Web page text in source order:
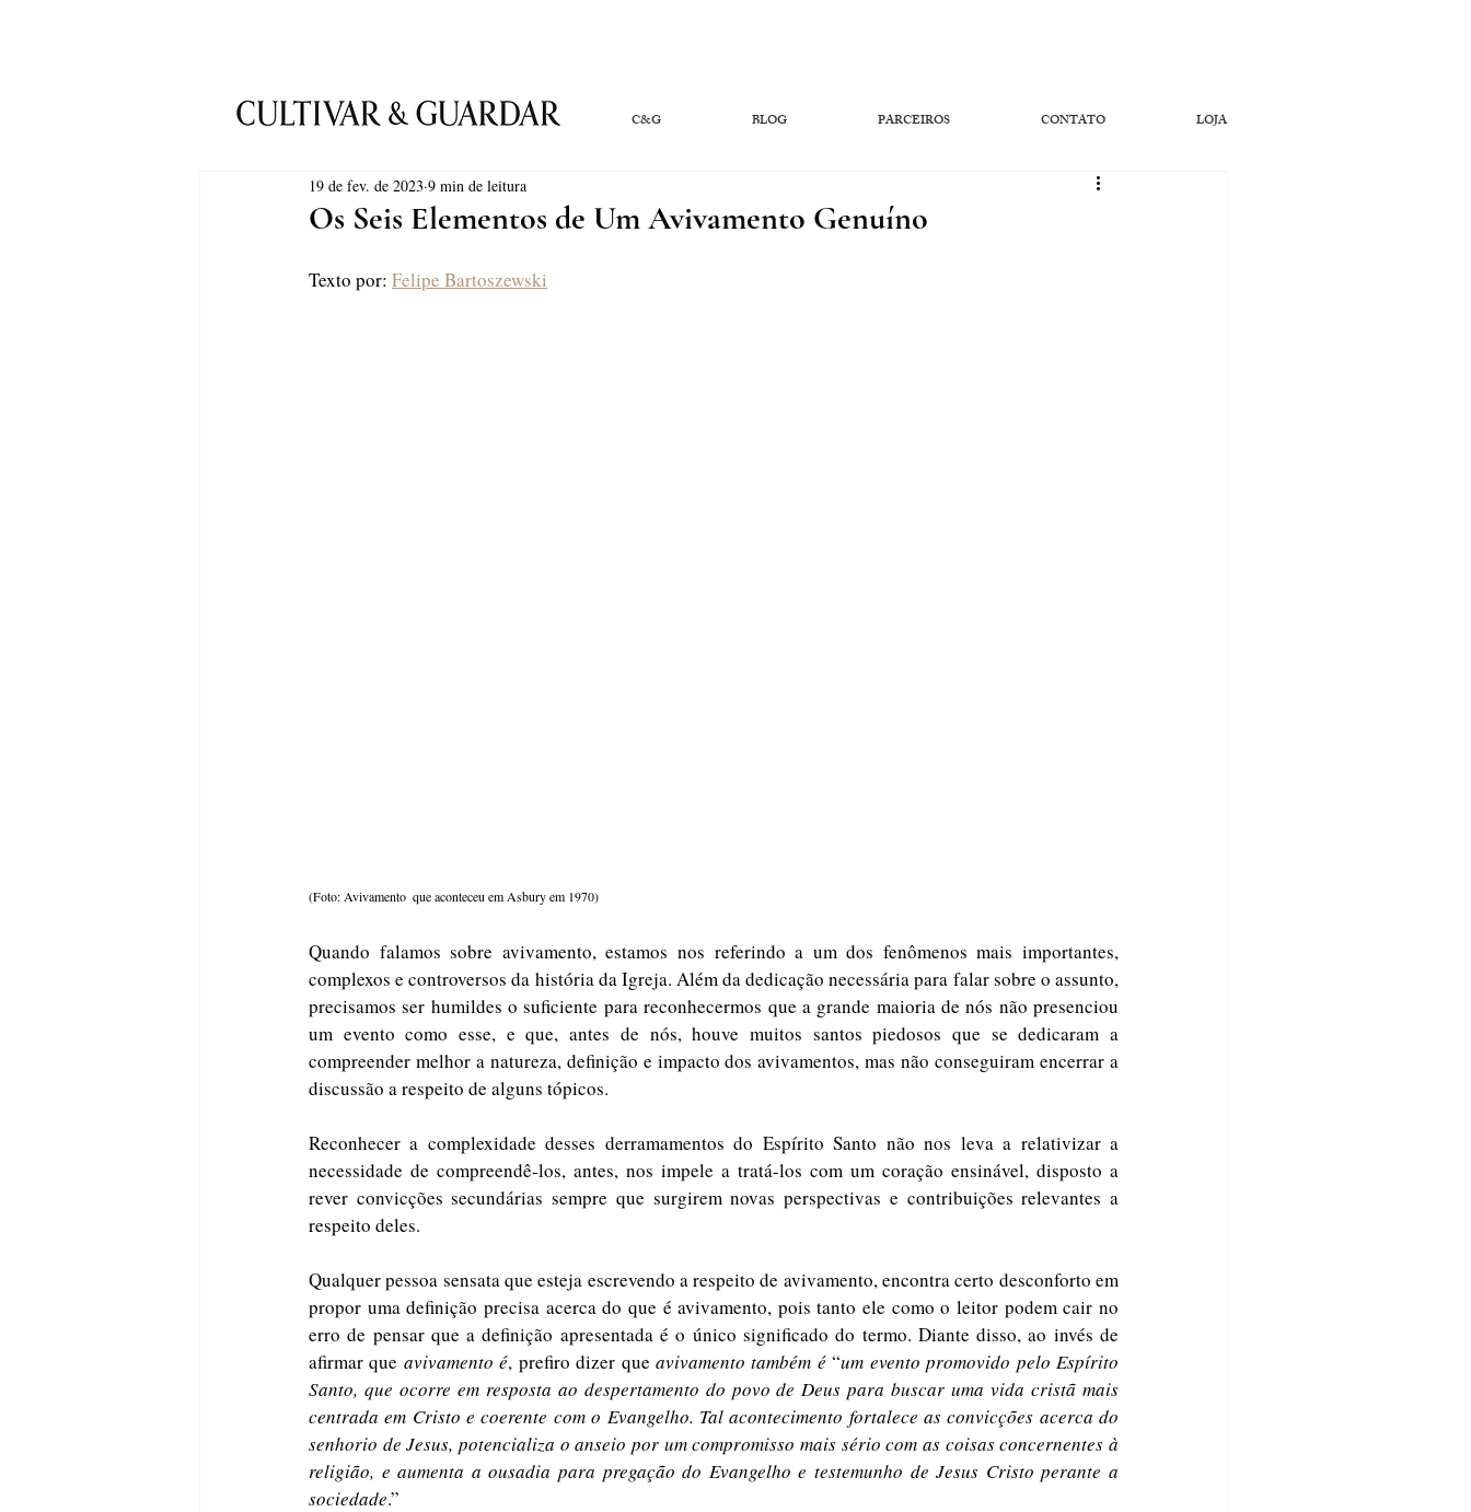
C&G BLOG PARCEIROS CONTATO LOJA
Os Seis Elementos de Um Avivamento Genuíno
19 de fev. de 2023 9 min de leitura
Texto por: Felipe Bartoszewski
(Foto: Avivamento  que aconteceu em Asbury em 1970)
Quando falamos sobre avivamento, estamos nos referindo a um dos fenômenos mais importantes,
complexos e controversos da história da Igreja. Além da dedicação necessária para falar sobre o assunto,
precisamos ser humildes o suficiente para reconhecermos que a grande maioria de nós não presenciou
um evento como esse, e que, antes de nós, houve muitos santos piedosos que se dedicaram a
compreender melhor a natureza, definição e impacto dos avivamentos, mas não conseguiram encerrar a
discussão a respeito de alguns tópicos.
Reconhecer a complexidade desses derramamentos do Espírito Santo não nos leva a relativizar a
necessidade de compreendê-los, antes, nos impele a tratá-los com um coração ensinável, disposto a
rever convicções secundárias sempre que surgirem novas perspectivas e contribuições relevantes a
respeito deles.
Qualquer pessoa sensata que esteja escrevendo a respeito de avivamento, encontra certo desconforto em
propor uma definição precisa acerca do que é avivamento, pois tanto ele como o leitor podem cair no
erro de pensar que a definição apresentada é o único significado do termo. Diante disso, ao invés de
afirmar que avivamento é, prefiro dizer que avivamento também é “um evento promovido pelo Espírito
Santo, que ocorre em resposta ao despertamento do povo de Deus para buscar uma vida cristã mais
centrada em Cristo e coerente com o Evangelho. Tal acontecimento fortalece as convicções acerca do
senhorio de Jesus, potencializa o anseio por um compromisso mais sério com as coisas concernentes à
religião, e aumenta a ousadia para pregação do Evangelho e testemunho de Jesus Cristo perante a
sociedade.”